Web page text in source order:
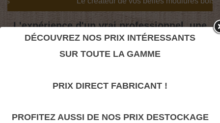
L'expérience d'un vrai professionnel, une
valeur sûre.
Motifs décoratifs Bois & Résine> Résine
DÉCOUVREZ NOS PRIX INTÉRESSANTS
SUR TOUTE LA GAMME
PRIX DIRECT FABRICANT !
PROFITEZ AUSSI DE NOS PRIX DESTOCKAGE